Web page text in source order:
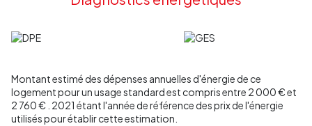
Les informations sur les risquent auxquels ce bien est exposé
www.georisques.gouv.fr.
La présente annonce immobilière a été rédigée sous la
commercial, immatriculée au RSAC de Bordeaux sous le numéro
9993 569, de la SARL Les Clés d Aquitaine
Montant estimé des dépenses annuelles d'énergie de ce
logement pour un usage standard est compris entre 2 000 € et
2 760 € . 2021 étant l'année de référence des prix de l'énergie
utilisés pour établir cette estimation.